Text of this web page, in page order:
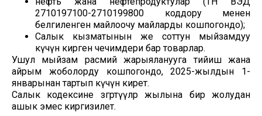
2710197100-2710199800 коддору менен
белгиленген майлоочу майларды кошпогондо);
Салык кызматынын же соттун мыйзамдуу
күчүнө кирген чечимдери бар товарлар.
Ушул мыйзам расмий жарыяланууга тийиш жана
айрым жоболорду кошпогондо, 2025-жылдын 1-
январынан тартып күчүнө кирет.
Салык кодексине өзгөртүүлөр жылына бир жолудан
ашык эмес киргизилет.